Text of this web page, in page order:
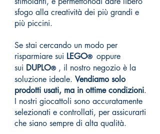
sfogo alla creatività dei più grandi e
più piccini.
Se stai cercando un modo per
risparmiare sui LEGO® oppure
sui DUPLO® , il nostro negozio è la
soluzione ideale. Vendiamo solo
prodotti usati, ma in ottime condizioni.
I nostri giocattoli sono accuratamente
selezionati e controllati, per assicurarti
che siano sempre di alta qualità.